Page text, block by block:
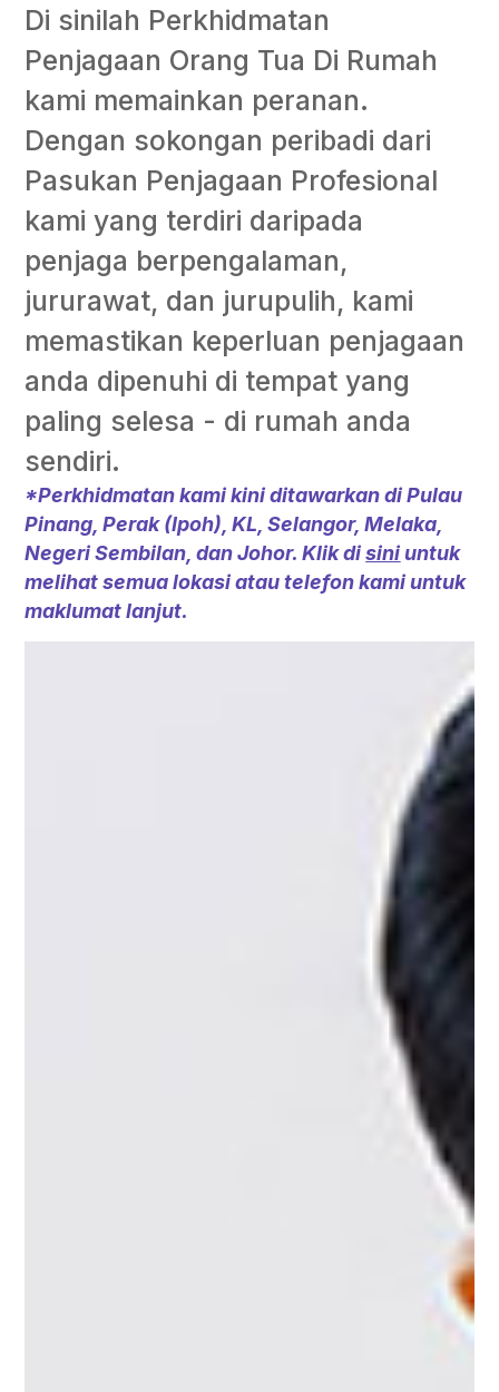
Di sinilah Perkhidmatan
Penjagaan Orang Tua Di Rumah
kami memainkan peranan.
Dengan sokongan peribadi dari
Pasukan Penjagaan Profesional
kami yang terdiri daripada
penjaga berpengalaman,
jururawat, dan jurupulih, kami
memastikan keperluan penjagaan
anda dipenuhi di tempat yang
paling selesa - di rumah anda
sendiri.
*Perkhidmatan kami kini ditawarkan di Pulau
Pinang, Perak (Ipoh), KL, Selangor, Melaka,
Negeri Sembilan, dan Johor. Klik disini untuk
melihat semua lokasi atau telefon kami untuk
maklumat lanjut.